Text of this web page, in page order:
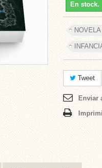
En stock.
NOVELA
Tweet
Enviar